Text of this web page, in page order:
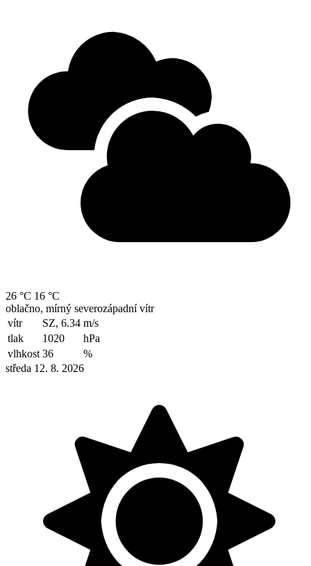
26 °C 16 °C
oblačno, mírný severozápadní vítr
vítr
SZ, 6.34 m/s
tlak
1020
hPa
vlhkost 36
%
středa 12. 8. 2026